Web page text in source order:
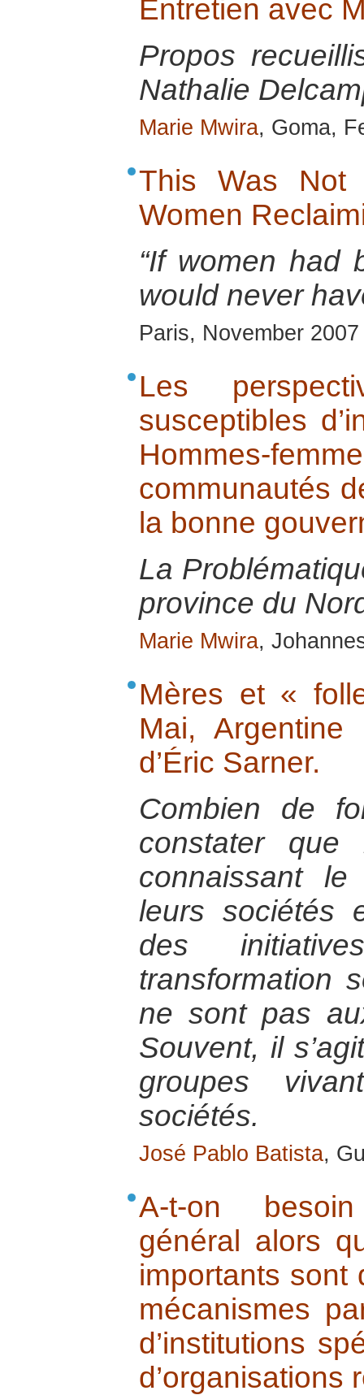
Entretien avec
Propos
Nathalie
Marie Mwira, Goma,
This Was Not
Women
“If women had
would never
Paris, November 2007
Les
susceptibles
Hommes-
communautés
la bonne
La
province du
Marie Mwira,
Mères et «
Mai, Argentine
d’Éric Sarner.
Combien de
constater que
connaissant
leurs sociétés
des
transformation
ne sont pas
Souvent, il
groupes
sociétés.
José Pablo Batista,
A-t-on
général alors
importants sont
mécanismes
d’institutions
d’organisations